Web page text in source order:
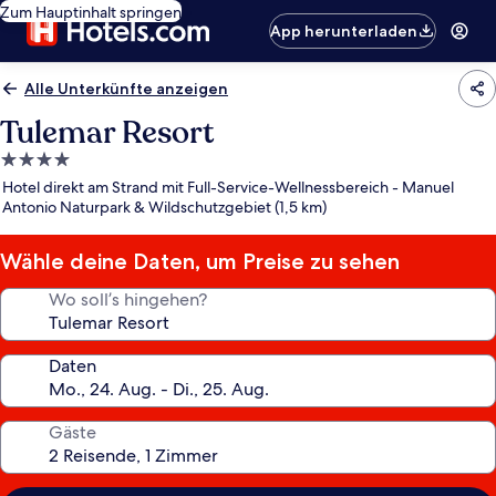
Zum Hauptinhalt springen
App herunterladen
Alle Unterkünfte anzeigen
Tulemar Resort
4.0-
Sterne-
Unterkunft
Hotel direkt am Strand mit Full-Service-Wellnessbereich - Manuel
Antonio Naturpark & Wildschutzgebiet (1,5 km)
Wähle deine Daten, um Preise zu sehen
Wo soll’s hingehen?
Daten
Gäste